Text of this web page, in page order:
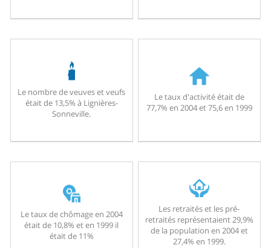
Le nombre de veuves et veufs
était de 13,5% à Lignières-
Sonneville.
Le taux d'activité était de
77,7% en 2004 et 75,6 en 1999
Le taux de chômage en 2004
était de 10,8% et en 1999 il
était de 11%
Les retraités et les pré-
retraités représentaient 29,9%
de la population en 2004 et
27,4% en 1999.